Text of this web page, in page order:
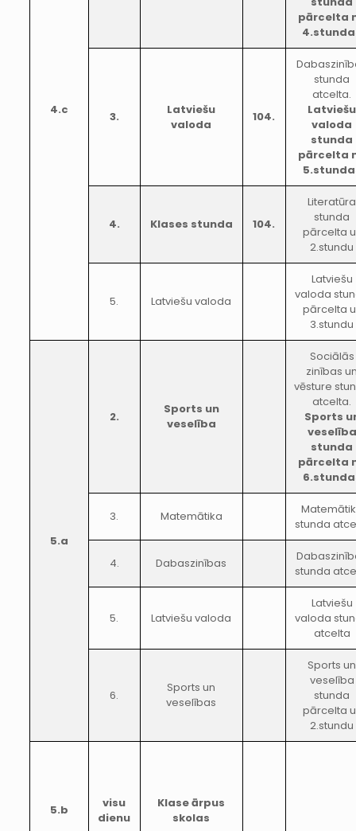
4.c
pārcelta
3.
Latviešu
valoda
104.
stunda
atcelta.
Latviešu
valoda
stunda
pārcelta
4. Klases stunda 104.
Literatūra
stunda
pārcelta
2.stundu
5. Latviešu valoda
Latviešu
valoda
pārcelta
3.stundu
5.a
2.
Sports un
veselība
Sociālās
zinības
vēsture
atcelta.
Sports
veselība
stunda
pārcelta
3. Matemātika
stunda
4. Dabaszinības
stunda
5. Latviešu valoda
Latviešu
valoda
atcelta
6.
Sports un
veselības
Sports un
veselība
stunda
pārcelta
2.stundu
5.b
visu
dienu
Klase ārpus
skolas